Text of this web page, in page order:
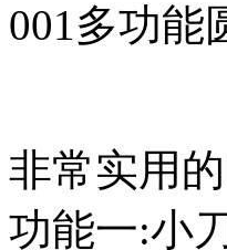
001多功能
非常实用
功能一:小